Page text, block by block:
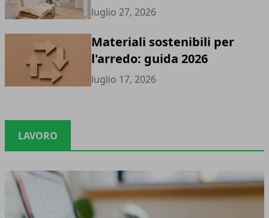
luglio 27, 2026
Materiali sostenibili per
l'arredo: guida 2026
luglio 17, 2026
LAVORO